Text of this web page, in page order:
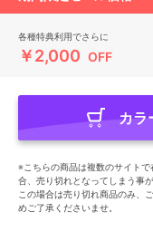
各種特典利用でさらに
￥2,000 OFF
カラ
※こちらの商品は複数のサイト
合、売り切れとなってしまう事が
この場合は売り切れ商品のみ、
めご了承くださいませ。